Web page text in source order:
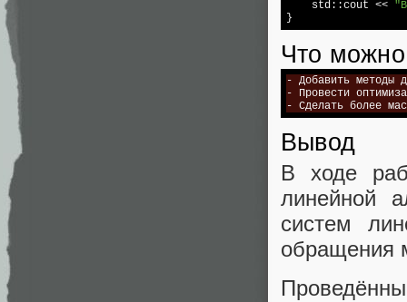
std ::cout <<
Что
- Добавить методы
- Провести
- Сделать более
Вывод
В ходе
линейной
систем
обращения